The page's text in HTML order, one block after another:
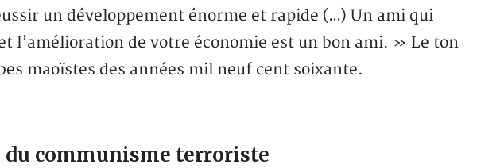
un développement énorme et rapide (…) Un ami qui
l’amélioration de votre économie est un bon ami. » Le ton
maoïstes des années mil neuf cent soixante.
du communisme terroriste